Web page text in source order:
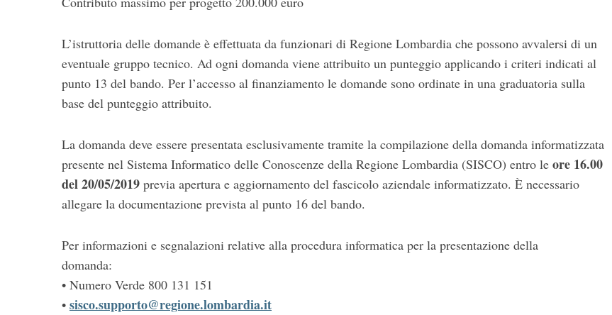
L’istruttoria delle domande è effettuata da funzionari di Regione Lombardia che possono avvalersi di un
eventuale gruppo tecnico. Ad ogni domanda viene attribuito un punteggio applicando i criteri indicati al
punto 13 del bando. Per l’accesso al finanziamento le domande sono ordinate in una graduatoria sulla
base del punteggio attribuito.
La domanda deve essere presentata esclusivamente tramite la compilazione della domanda informatizzata
presente nel Sistema Informatico delle Conoscenze della Regione Lombardia (SISCO) entro le ore 16.00
del 20/05/2019 previa apertura e aggiornamento del fascicolo aziendale informatizzato. È necessario
allegare la documentazione prevista al punto 16 del bando.
Per informazioni e segnalazioni relative alla procedura informatica per la presentazione della
domanda:
• Numero Verde 800 131 151
• sisco.supporto@regione.lombardia.it